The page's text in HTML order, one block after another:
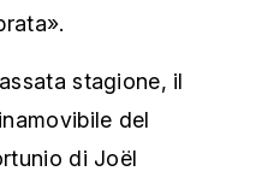
stagione, il
del
di Joël